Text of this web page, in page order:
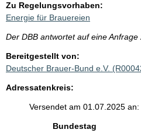
Zu Regelungsvorhaben:
Energie für Brauereien
Der DBB antwortet auf eine
Bereitgestellt von:
Deutscher Brauer-Bund e.V.
Adressatenkreis:
Versendet am 01.07.2025 an:
Bundestag